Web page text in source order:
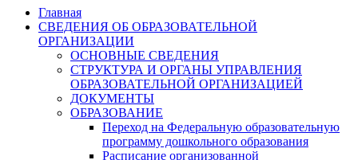
Главная
СВЕДЕНИЯ ОБ ОБРАЗОВАТЕЛЬНОЙ
ОРГАНИЗАЦИИ
ОСНОВНЫЕ СВЕДЕНИЯ
СТРУКТУРА И ОРГАНЫ УПРАВЛЕНИЯ
ОБРАЗОВАТЕЛЬНОЙ ОРГАНИЗАЦИЕЙ
ДОКУМЕНТЫ
ОБРАЗОВАНИЕ
Переход на Федеральную образовательную
программу дошкольного образования
Расписание организованной